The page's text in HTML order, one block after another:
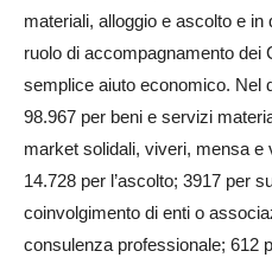
materiali, alloggio e ascolto e in
ruolo di accompagnamento dei
semplice aiuto economico. Nel
98.967 per beni e servizi
market solidali, viveri, mensa e
14.728 per l’ascolto; 3917 per
coinvolgimento di enti o
consulenza professionale; 612